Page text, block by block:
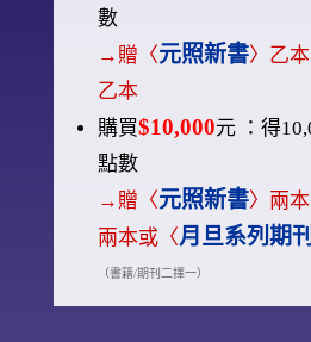
數
→贈〈元照新書〉乙
乙本
購買$10,000元 ：得
點數
→贈〈元照新書〉兩
兩本或〈月旦系列期刊
（書籍/期刊二擇一）